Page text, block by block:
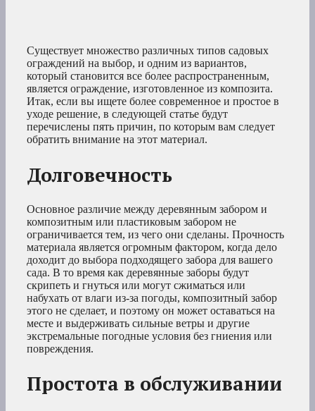
Существует множество различных типов садовых
ограждений на выбор, и одним из вариантов,
который становится все более распространенным,
является ограждение, изготовленное из композита.
Итак, если вы ищете более современное и простое в
уходе решение, в следующей статье будут
перечислены пять причин, по которым вам следует
обратить внимание на этот материал.
Долговечность
Основное различие между деревянным забором и
композитным или пластиковым забором не
ограничивается тем, из чего они сделаны. Прочность
материала является огромным фактором, когда дело
доходит до выбора подходящего забора для вашего
сада. В то время как деревянные заборы будут
скрипеть и гнуться или могут сжиматься или
набухать от влаги из-за погоды, композитный забор
этого не сделает, и поэтому он может оставаться на
месте и выдерживать сильные ветры и другие
экстремальные погодные условия без гниения или
повреждения.
Простота в обслуживании